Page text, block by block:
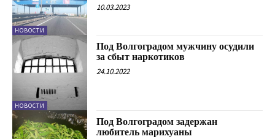
НОВОСТИ
10.03.2023
НОВОСТИ
Под Волгоградом мужчину осудили
за сбыт наркотиков
24.10.2022
Под Волгоградом задержан
любитель марихуаны